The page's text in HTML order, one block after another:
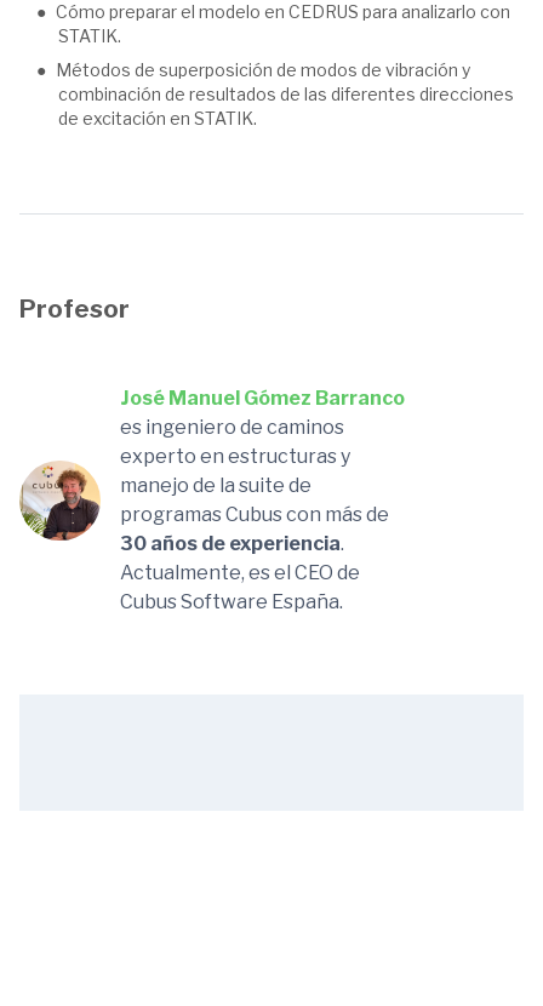
Cómo preparar el modelo en CEDRUS para analizarlo con
STATIK.
Métodos de superposición de modos de vibración y
combinación de resultados de las diferentes direcciones
de excitación en STATIK.
Profesor
José Manuel Gómez Barranco
es ingeniero de caminos
experto en estructuras y
manejo de la suite de
programas Cubus con más de
30 años de experiencia.
Actualmente, es el CEO de
Cubus Software España.